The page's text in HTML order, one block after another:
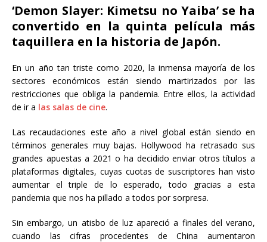
‘Demon Slayer: Kimetsu no Yaiba’ se ha
convertido en la quinta película más
taquillera en la historia de Japón.
En un año tan triste como 2020, la inmensa mayoría de los
sectores económicos están siendo martirizados por las
restricciones que obliga la pandemia. Entre ellos, la actividad
de ir a las salas de cine.
Las recaudaciones este año a nivel global están siendo en
términos generales muy bajas. Hollywood ha retrasado sus
grandes apuestas a 2021 o ha decidido enviar otros títulos a
plataformas digitales, cuyas cuotas de suscriptores han visto
aumentar el triple de lo esperado, todo gracias a esta
pandemia que nos ha pillado a todos por sorpresa.
Sin embargo, un atisbo de luz apareció a finales del verano,
cuando las cifras procedentes de China aumentaron